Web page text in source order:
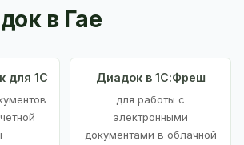
в Гае
для 1С Диадок в 1С:Фреш
для работы с
электронными
документами в облачной